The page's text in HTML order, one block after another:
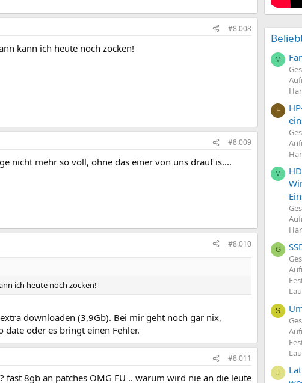
#8.008
kann ich heute noch zocken!
#8.009
nicht mehr so voll, ohne das einer von uns drauf is....
#8.010
ich heute noch zocken!
downloaden (3,9Gb). Bei mir geht noch gar nix,
oder es bringt einen Fehler.
#8.011
fast 8gb an patches OMG FU .. warum wird nie an die leute
M
F
M
G
S
J